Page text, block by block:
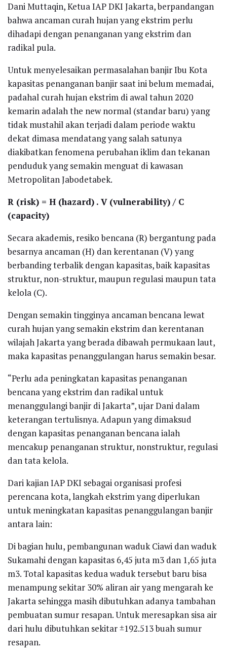
Dani Muttaqin, Ketua IAP DKI Jakarta, berpandangan
bahwa ancaman curah hujan yang ekstrim perlu
dihadapi dengan penanganan yang ekstrim dan
radikal pula.
Untuk menyelesaikan permasalahan banjir Ibu Kota
kapasitas penanganan banjir saat ini belum memadai,
padahal curah hujan ekstrim di awal tahun 2020
kemarin adalah the new normal (standar baru) yang
tidak mustahil akan terjadi dalam periode waktu
dekat dimasa mendatang yang salah satunya
diakibatkan fenomena perubahan iklim dan tekanan
penduduk yang semakin menguat di kawasan
Metropolitan Jabodetabek.
R (risk) = H (hazard) . V (vulnerability) / C
(capacity)
Secara akademis, resiko bencana (R) bergantung pada
besarnya ancaman (H) dan kerentanan (V) yang
berbanding terbalik dengan kapasitas, baik kapasitas
struktur, non-struktur, maupun regulasi maupun tata
kelola (C).
Dengan semakin tingginya ancaman bencana lewat
curah hujan yang semakin ekstrim dan kerentanan
wilajah Jakarta yang berada dibawah permukaan laut,
maka kapasitas penanggulangan harus semakin besar.
“Perlu ada peningkatan kapasitas penanganan
bencana yang ekstrim dan radikal untuk
menanggulangi banjir di Jakarta”, ujar Dani dalam
keterangan tertulisnya. Adapun yang dimaksud
dengan kapasitas penanganan bencana ialah
mencakup penanganan struktur, nonstruktur, regulasi
dan tata kelola.
Dari kajian IAP DKI sebagai organisasi profesi
perencana kota, langkah ekstrim yang diperlukan
untuk meningkatan kapasitas penanggulangan banjir
antara lain:
Di bagian hulu, pembangunan waduk Ciawi dan waduk
Sukamahi dengan kapasitas 6,45 juta m3 dan 1,65 juta
m3. Total kapasitas kedua waduk tersebut baru bisa
menampung sekitar 30% aliran air yang mengarah ke
Jakarta sehingga masih dibutuhkan adanya tambahan
pembuatan sumur resapan. Untuk meresapkan sisa air
dari hulu dibutuhkan sekitar ±192.513 buah sumur
resapan.